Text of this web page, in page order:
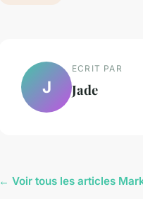
J
ECRIT PAR
Jade
← Voir tous les articles